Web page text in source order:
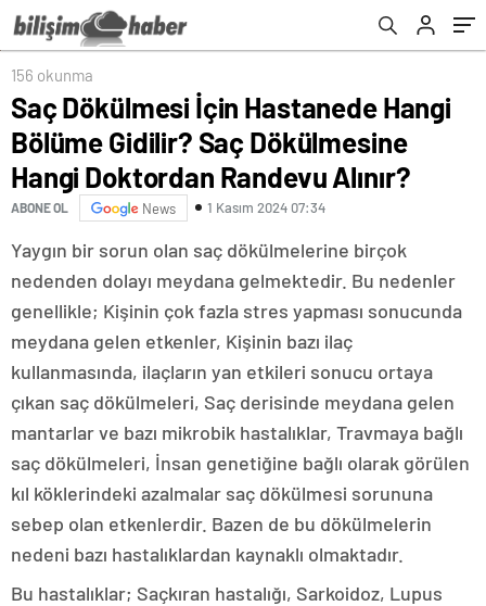
Randevu Alınır?
156 okunma
Saç Dökülmesi İçin Hastanede Hangi
Bölüme Gidilir? Saç Dökülmesine
Hangi Doktordan Randevu Alınır?
ABONE OL News 1 Kasım 2024 07:34
Yaygın bir sorun olan saç dökülmelerine birçok
nedenden dolayı meydana gelmektedir. Bu nedenler
genellikle; Kişinin çok fazla stres yapması sonucunda
meydana gelen etkenler, Kişinin bazı ilaç
kullanmasında, ilaçların yan etkileri sonucu ortaya
çıkan saç dökülmeleri, Saç derisinde meydana gelen
mantarlar ve bazı mikrobik hastalıklar, Travmaya bağlı
saç dökülmeleri, İnsan genetiğine bağlı olarak görülen
kıl köklerindeki azalmalar saç dökülmesi sorununa
sebep olan etkenlerdir. Bazen de bu dökülmelerin
nedeni bazı hastalıklardan kaynaklı olmaktadır.
Bu hastalıklar; Saçkıran hastalığı, Sarkoidoz, Lupus